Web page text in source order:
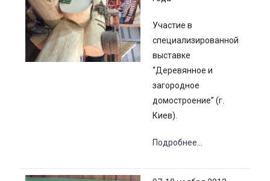
Участие в
специализированной
выставке
“Деревянное и
загородное
домостроение” (г.
Киев).
Подробнее…